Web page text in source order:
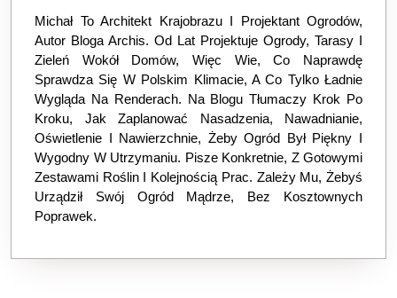
Michał To Architekt Krajobrazu I Projektant Ogrodów,
Autor Bloga Archis. Od Lat Projektuje Ogrody, Tarasy I
Zieleń Wokół Domów, Więc Wie, Co Naprawdę
Sprawdza Się W Polskim Klimacie, A Co Tylko Ładnie
Wygląda Na Renderach. Na Blogu Tłumaczy Krok Po
Kroku, Jak Zaplanować Nasadzenia, Nawadnianie,
Oświetlenie I Nawierzchnie, Żeby Ogród Był Piękny I
Wygodny W Utrzymaniu. Pisze Konkretnie, Z Gotowymi
Zestawami Roślin I Kolejnością Prac. Zależy Mu, Żebyś
Urządził Swój Ogród Mądrze, Bez Kosztownych
Poprawek.